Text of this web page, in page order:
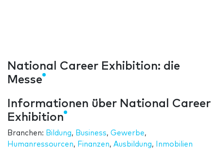
National Career Exhibition: die
Messe
Informationen über National Career
Exhibition
Branchen: Bildung, Business, Gewerbe,
Humanressourcen, Finanzen, Ausbildung,
Inmobilien